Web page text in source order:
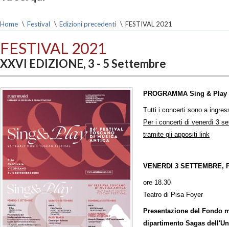
Home \ Festival \ Edizioni precedenti \ FESTIVAL 2021
FESTIVAL 2021
XXVI EDIZIONE, 3 - 5 Settembre
PROGRAMMA Sing & Play
Tutti i concerti sono a
Per i concerti di venerdì 3
tramite gli appositi link
VENERDI 3 SETTEMBRE,
ore 18.30
Teatro di Pisa Foyer
Presentazione del Fondo
dipartimento Sagas